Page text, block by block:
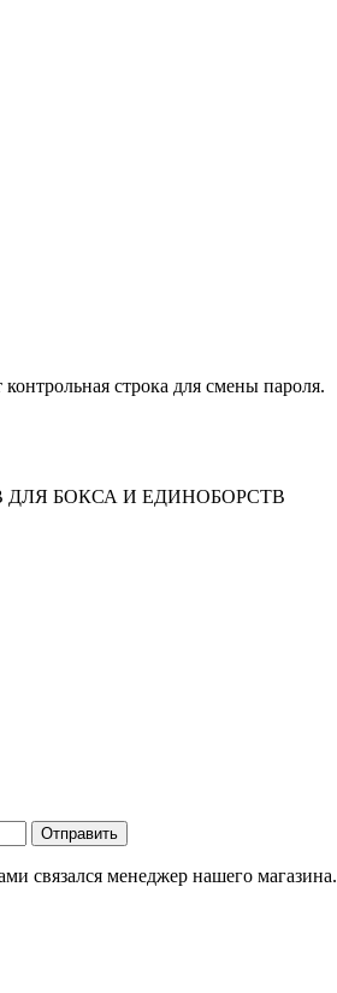
строка для смены пароля.
БОКСА И ЕДИНОБОРСТВ
связался менеджер нашего магазина.